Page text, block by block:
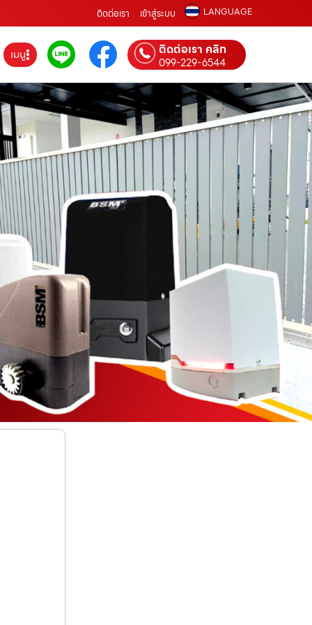
ติดต่อเรา เข้าสู่ระบบ LANGUAGE
เมนู ติดต่อเรา คลิก
099-229-6544